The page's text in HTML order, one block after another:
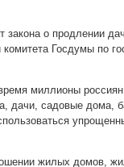
о продлении
Госдумы по
миллионы россиян
дачи, садовые дома,
жилых домов,